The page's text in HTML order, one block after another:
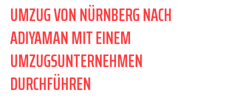
UMZUG VON NÜRNBERG NACH
ADIYAMAN MIT EINEM
UMZUGSUNTERNEHMEN
DURCHFÜHREN